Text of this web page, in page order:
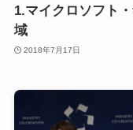
1.マイクロソフト
域
2018年7月17日